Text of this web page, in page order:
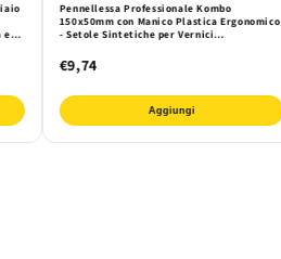
e
Pennellessa Professionale Kombo
150x50mm con Manico Plastica Ergonomico
- Setole Sintetiche per Vernici
Te
€9,74
Aggiungi